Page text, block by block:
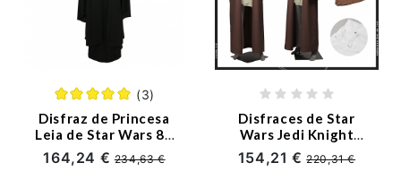
(3)
Disfraz de Princesa
Leia de Star Wars 8 -
Personalizado
164,24 €234,63 €
Disfraces de Star
Wars Jedi Knight
Cosplay -
Personalizado
154,21 €220,31 €